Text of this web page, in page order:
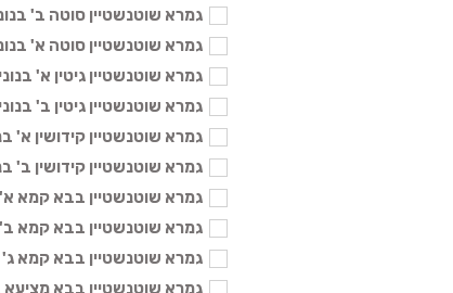
גמרא שוטנשטיין סוטה ב' בנוני -
גמרא שוטנשטיין סוטה א' בנוני -
גמרא שוטנשטיין גיטין א' בנוני -
גמרא שוטנשטיין גיטין ב' בנוני -
גמרא שוטנשטיין קידושין א' בנוני
גמרא שוטנשטיין קידושין ב' בנוני
גמרא שוטנשטיין בבא קמא א'
גמרא שוטנשטיין בבא קמא ב'
גמרא שוטנשטיין בבא קמא ג'
גמרא שוטנשטיין בבא מציעא ב'